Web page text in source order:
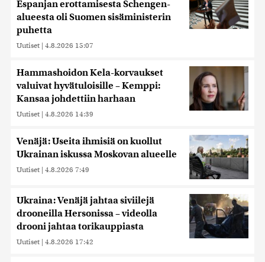
Espanjan erottamisesta Schengen-
alueesta oli Suomen sisäministerin
puhetta
Uutiset | 4.8.2026 15:07
Hammashoidon Kela-korvaukset
valuivat hyvätuloisille – Kemppi:
Kansaa johdettiin harhaan
Uutiset | 4.8.2026 14:39
Venäjä: Useita ihmisiä on kuollut
Ukrainan iskussa Moskovan alueelle
Uutiset | 4.8.2026 7:49
Ukraina: Venäjä jahtaa siviilejä
drooneilla Hersonissa – videolla
drooni jahtaa torikauppiasta
Uutiset | 4.8.2026 17:42